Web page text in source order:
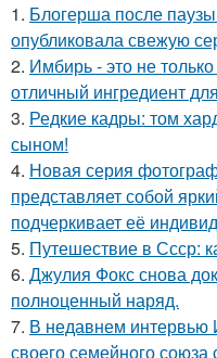
1. Блогерша после
опубликовала свежую
2. Имбирь - это не
отличный ингредиент
3. Редкие кадры: том
сыном!
4. Новая серия
представляет собой
подчеркивает её
5. Путешествие в Ссср:
6. Джулия Фокс снова
полноценный наряд.
7. В недавнем интервью
своего семейного